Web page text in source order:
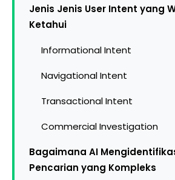
Jenis Jenis User Intent yang
Ketahui
Informational Intent
Navigational Intent
Transactional Intent
Commercial Investigation
Bagaimana AI
Pencarian yang Kompleks